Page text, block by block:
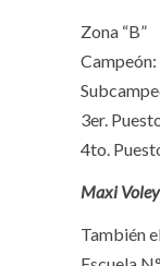
Zona “B”
3er.
4to.
Maxi
También